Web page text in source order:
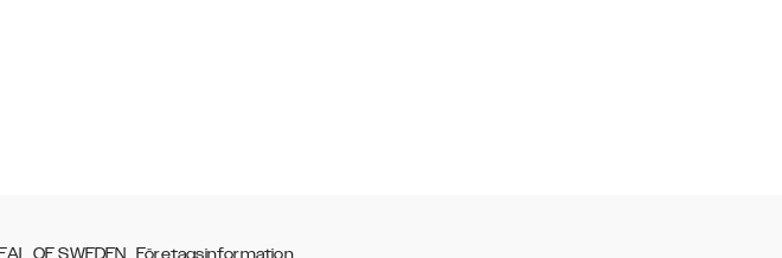
OF SWEDEN Företagsinformation